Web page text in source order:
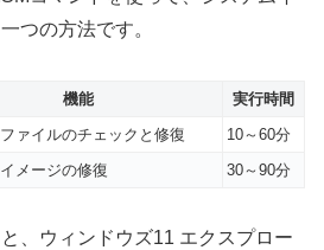
つの方法です。
機能
実行時間
ァイルのチェックと修復
10～60分
メージの修復 30～90分
、ウィンドウズ11 エクスプロー